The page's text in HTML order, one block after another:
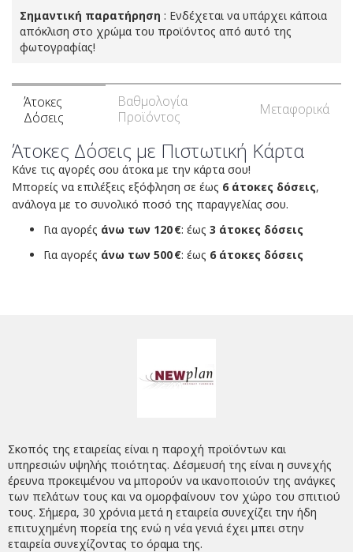
Σημαντική παρατήρηση : Ενδέχεται να υπάρχει κάποια
απόκλιση στο χρώμα του προϊόντος από αυτό της
φωτογραφίας!
Άτοκες
Δόσεις
Βαθμολογία
Προϊόντος
Μεταφορικά
Άτοκες Δόσεις με Πιστωτική Κάρτα
Κάνε τις αγορές σου άτοκα με την κάρτα σου!
Μπορείς να επιλέξεις εξόφληση σε έως 6 άτοκες δόσεις,
ανάλογα με το συνολικό ποσό της παραγγελίας σου.
Για αγορές άνω των 120 €: έως 3 άτοκες δόσεις
Για αγορές άνω των 500 €: έως 6 άτοκες δόσεις
Σκοπός της εταιρείας είναι η παροχή προϊόντων και
υπηρεσιών υψηλής ποιότητας. Δέσμευσή της είναι η συνεχής
έρευνα προκειμένου να μπορούν να ικανοποιούν της ανάγκες
των πελάτων τους και να ομορφαίνουν τον χώρο του σπιτιού
τους. Σήμερα, 30 χρόνια μετά η εταιρεία συνεχίζει την ήδη
επιτυχημένη πορεία της ενώ η νέα γενιά έχει μπει στην
εταιρεία συνεχίζοντας το όραμα της.